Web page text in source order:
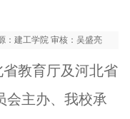
：建工学院 审核：吴盛亮
教育厅及河北省
会主办、我校承